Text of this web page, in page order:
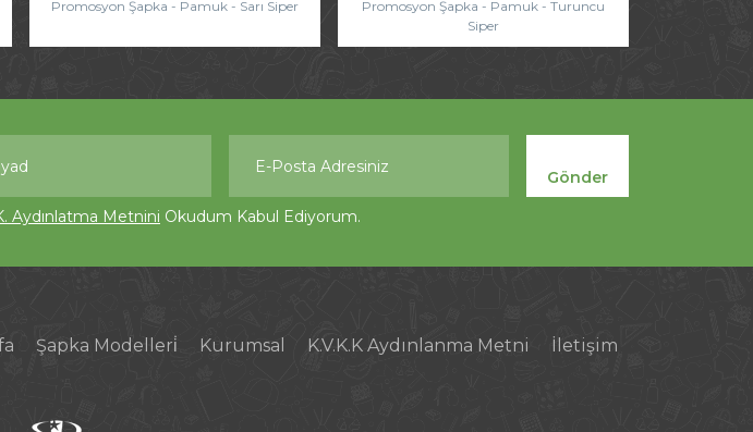
Promosyon Şapka - Pamuk - Sarı Siper
Promosyon Şapka - Pamuk - Turuncu
Siper
Gönder
Aydınlatma Metnini Okudum Kabul Ediyorum.
Şapka Modelleri̇ Kurumsal K.V.K.K Aydınlanma Metni İletişim